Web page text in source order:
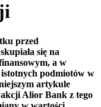
przed
się na
a w
istotnych podmiotów w
artykule
Alior Bank z tego